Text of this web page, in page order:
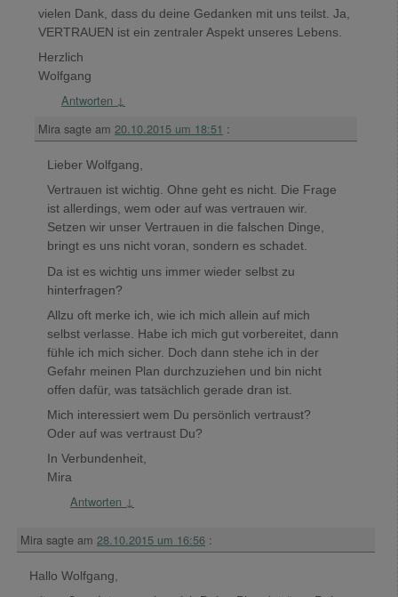
vielen Dank, dass du deine Gedanken mit uns teilst. Ja,
VERTRAUEN ist ein zentraler Aspekt unseres Lebens.
Herzlich
Wolfgang
Antworten ↓
Mira sagte am 20.10.2015 um 18:51 :
Lieber Wolfgang,
Vertrauen ist wichtig. Ohne geht es nicht. Die Frage
ist allerdings, wem oder auf was vertrauen wir.
Setzen wir unser Vertrauen in die falschen Dinge,
bringt es uns nicht voran, sondern es schadet.
Da ist es wichtig uns immer wieder selbst zu
hinterfragen?
Allzu oft merke ich, wie ich mich allein auf mich
selbst verlasse. Habe ich mich gut vorbereitet, dann
fühle ich mich sicher. Doch dann stehe ich in der
Gefahr meinen Plan durchzuziehen und bin nicht
offen dafür, was tatsächlich gerade dran ist.
Mich interessiert wem Du persönlich vertraust?
Oder auf was vertraust Du?
In Verbundenheit,
Mira
Antworten ↓
Mira sagte am 28.10.2015 um 16:56 :
Hallo Wolfgang,